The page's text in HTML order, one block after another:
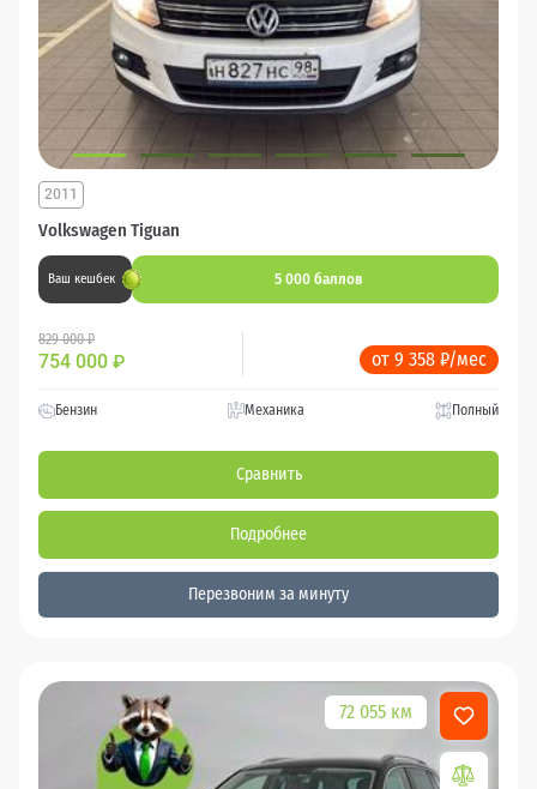
Volkswagen Tiguan
2011
Ваш кешбек 5 000 баллов
829 000 ₽
754 000 ₽ от 9 358 ₽/мес
Бензин Механика Полный
Сравнить
Подробнее
Перезвоним за минуту
72 055 км